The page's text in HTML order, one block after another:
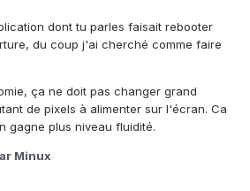
dont tu parles faisait rebooter
du coup j'ai cherché comme faire
ça ne doit pas changer grand
de pixels à alimenter sur l'écran. Ca
gagne plus niveau fluidité.
Minux